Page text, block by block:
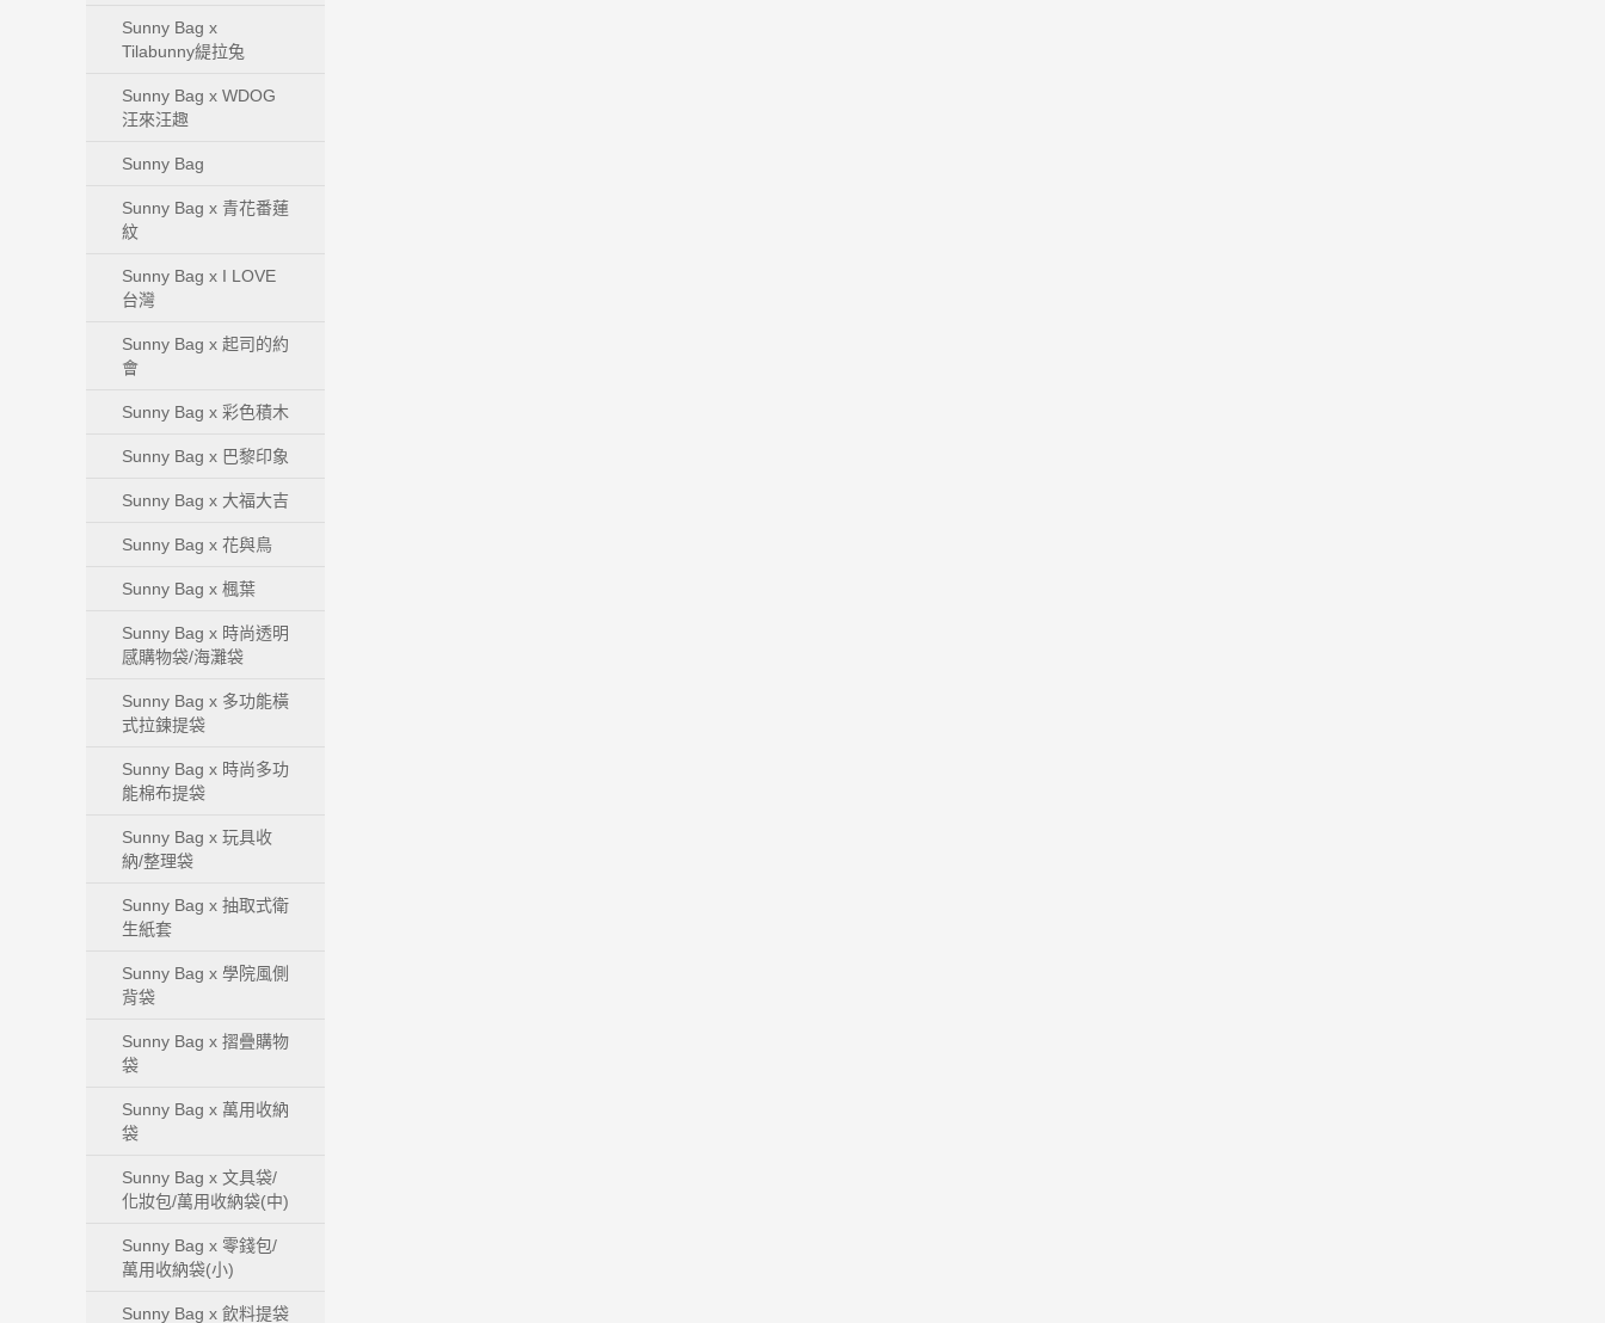
Sunny Bag x
Tilabunny緹拉兔
Sunny Bag x WDOG
汪來汪趣
Sunny Bag
Sunny Bag x 青花番蓮
紋
Sunny Bag x I LOVE
台灣
Sunny Bag x 起司的約
會
Sunny Bag x 彩色積木
Sunny Bag x 巴黎印象
Sunny Bag x 大福大吉
Sunny Bag x 花與鳥
Sunny Bag x 楓葉
Sunny Bag x 時尚透明
感購物袋/海灘袋
Sunny Bag x 多功能橫
式拉鍊提袋
Sunny Bag x 時尚多功
能棉布提袋
Sunny Bag x 玩具收
納/整理袋
Sunny Bag x 抽取式衛
生紙套
Sunny Bag x 學院風側
背袋
Sunny Bag x 摺疊購物
袋
Sunny Bag x 萬用收納
袋
Sunny Bag x 文具袋/
化妝包/萬用收納袋(中)
Sunny Bag x 零錢包/
萬用收納袋(小)
Sunny Bag x 飲料提袋